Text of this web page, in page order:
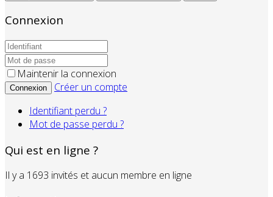
Connexion
Maintenir la connexion
Connexion
Créer un compte
Identifiant perdu ?
Mot de passe perdu ?
Qui est en ligne ?
Il y a 1693 invités et aucun membre en ligne